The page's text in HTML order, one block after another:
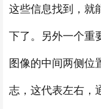
这些信息找到，就
下了。另外一个重
图像的中间两侧位
志，这代表左右，